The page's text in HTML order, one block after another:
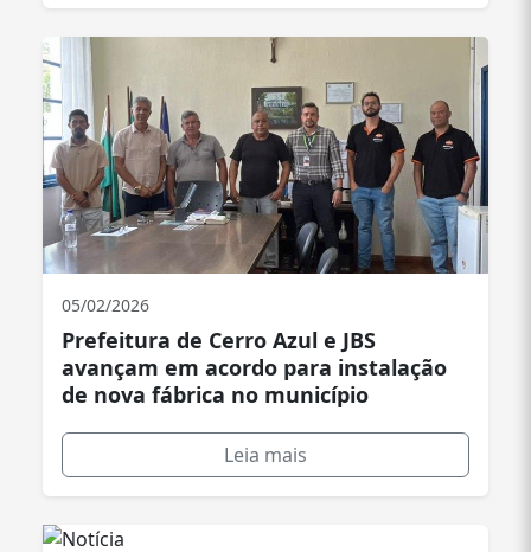
05/02/2026
Prefeitura de Cerro Azul e JBS
avançam em acordo para instalação
de nova fábrica no município
Leia mais